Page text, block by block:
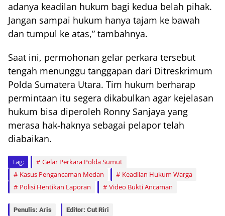
adanya keadilan hukum bagi kedua belah pihak.
Jangan sampai hukum hanya tajam ke bawah
dan tumpul ke atas,” tambahnya.
Saat ini, permohonan gelar perkara tersebut
tengah menunggu tanggapan dari Ditreskrimum
Polda Sumatera Utara. Tim hukum berharap
permintaan itu segera dikabulkan agar kejelasan
hukum bisa diperoleh Ronny Sanjaya yang
merasa hak-haknya sebagai pelapor telah
diabaikan.
Tag:
Gelar Perkara Polda Sumut
Kasus Pengancaman Medan
Keadilan Hukum Warga
Polisi Hentikan Laporan
Video Bukti Ancaman
Penulis: Aris Editor: Cut Riri